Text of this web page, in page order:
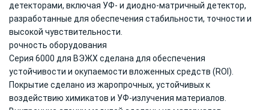
детекторами, включая УФ- и диодно-матричный детектор,
разработанные для обеспечения стабильности, точности и
высокой чувствительности.
рочность оборудования
Серия 6000 для ВЭЖХ сделана для обеспечения
устойчивости и окупаемости вложенных средств (ROI).
Покрытие сделано из жаропрочных, устойчивых к
воздействию химикатов и УФ-излучения материалов.